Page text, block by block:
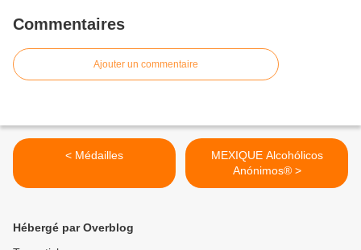
Commentaires
Ajouter un commentaire
< Médailles
MEXIQUE Alcohólicos
Anónimos® >
Hébergé par Overblog